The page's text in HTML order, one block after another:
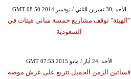
GMT 08:50 2014 الأحد ,30 تشرين الثاني / نوفمبر
"الهيئة" توقف مشاريع خمسة مباني هيئات في
السعودية
GMT 07:53 2015 الأحد ,24 أيار / مايو
فساتين الزمن الجميل تتربع على عرش موضة